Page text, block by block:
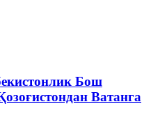
Бош
Ватанга